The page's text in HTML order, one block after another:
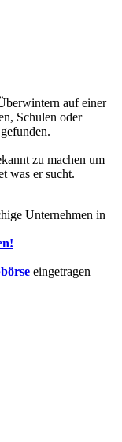
auf einer
Schulen oder
zu machen um
was er sucht.
Unternehmen in
eingetragen